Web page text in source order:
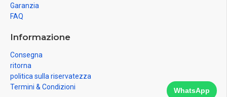
Garanzia
FAQ
Informazione
Consegna
ritorna
politica sulla riservatezza
Termini & Condizioni
WhatsApp